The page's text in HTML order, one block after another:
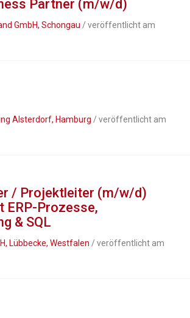
Partner (m/w/d)
GmbH, Schongau / veröffentlicht am
Alsterdorf, Hamburg / veröffentlicht am
/ Projektleiter (m/w/d)
ERP-Prozesse,
& SQL
Lübbecke, Westfalen / veröffentlicht am